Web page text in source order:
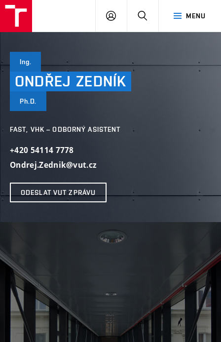
MENU
PŘIHLÁSIT
Ing.
ONDŘEJ ZEDNÍK
Ph.D.
FAST, VHK – ODBORNÝ ASISTENT
+420 54114 7778
Ondrej.Zednik@vut.cz
ODESLAT VUT ZPRÁVU